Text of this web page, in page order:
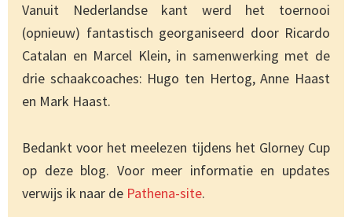
Vanuit Nederlandse kant werd het toernooi
(opnieuw) fantastisch georganiseerd door Ricardo
Catalan en Marcel Klein, in samenwerking met de
drie schaakcoaches: Hugo ten Hertog, Anne Haast
en Mark Haast.
Bedankt voor het meelezen tijdens het Glorney Cup
op deze blog. Voor meer informatie en updates
verwijs ik naar de Pathena-site.